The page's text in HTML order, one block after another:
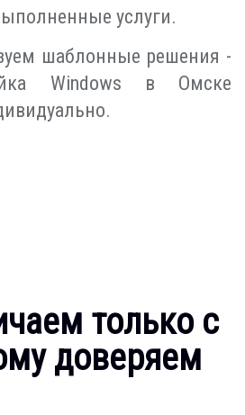
услуги.
шаблонные решения -
Windows в Омске
только с
доверяем